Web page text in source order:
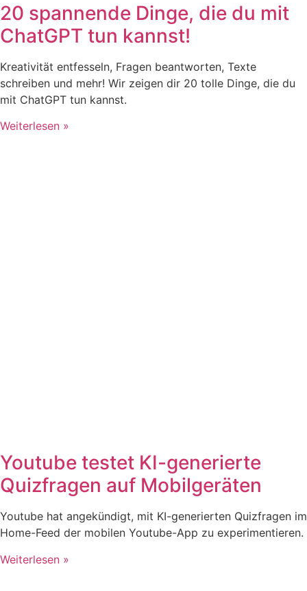
20 spannende Dinge, die du mit
ChatGPT tun kannst!
Kreativität entfesseln, Fragen beantworten, Texte
schreiben und mehr! Wir zeigen dir 20 tolle Dinge, die du
mit ChatGPT tun kannst.
Weiterlesen »
Youtube testet KI-generierte
Quizfragen auf Mobilgeräten
Youtube hat angekündigt, mit KI-generierten Quizfragen im
Home-Feed der mobilen Youtube-App zu experimentieren.
Weiterlesen »